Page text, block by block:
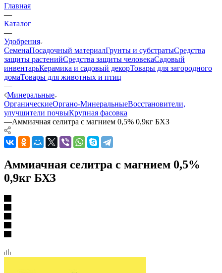
Главная
—
Каталог
—
Удобрения
СеменаПосадочный материалГрунты и субстратыСредства
защиты растенийСредства защиты человекаСадовый
инвентарьКерамика и садовый декорТовары для загородного
домаТовары для животных и птиц
—
Минеральные
ОрганическиеОргано-МинеральныеВосстановители,
улучшители почвыКрупная фасовка
—Аммиачная селитра с магнием 0,5% 0,9кг БХЗ
Аммиачная селитра с магнием 0,5%
0,9кг БХЗ